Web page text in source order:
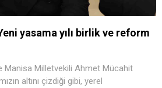
yasama yılı birlik ve reform
Manisa Milletvekili Ahmet Mücahit
altını çizdiği gibi, yerel